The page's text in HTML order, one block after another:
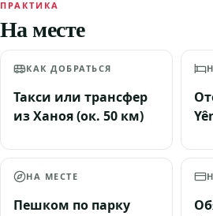
ПРАКТИКА
На месте
КАК ДОБРАТЬСЯ
Такси или трансфер
из Ханоя (ок. 50 км)
НА МЕСТЕ
Пешком по парку